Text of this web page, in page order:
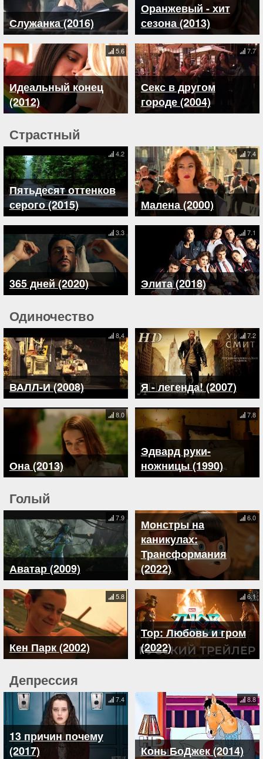
Служанка (2016)
Оранжевый - хит
сезона (2013)
Идеальный конец
(2012)
5.6
Секс в другом
городе (2004)
7.7
Страстный
Пятьдесят оттенков
серого (2015)
4.2
Малена (2000)
7.4
365 дней (2020)
3.3
Элита (2018)
7.1
Одиночество
ВАЛЛ-И (2008)
8.4
Я - легенда! (2007)
7.2
Она (2013)
8.0
Эдвард руки-
ножницы (1990)
7.8
Голый
Аватар (2009)
7.9
Монстры на
каникулах:
Трансформания
(2022)
6.0
Кен Парк (2002)
5.8
Тор: Любовь и гром
(2022)
6.1
Депрессия
13 причин почему
(2017)
7.4
Конь БоДжек (2014)
8.8